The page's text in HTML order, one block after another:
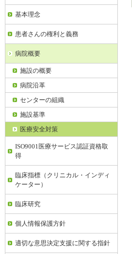
基本理念
患者さんの権利と義務
病院概要
施設の概要
病院沿革
センターの組織
施設基準
医療安全対策
ISO9001医療サービス認証資格取
得
臨床指標（クリニカル・インディ
ケーター）
臨床研究
個人情報保護方針
適切な意思決定支援に関する指針